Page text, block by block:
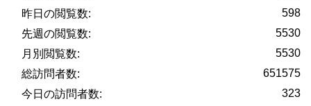
598
昨日の閲覧数:
5530
先週の閲覧数:
5530
月別閲覧数:
651575
総訪問者数:
323
今日の訪問者数: